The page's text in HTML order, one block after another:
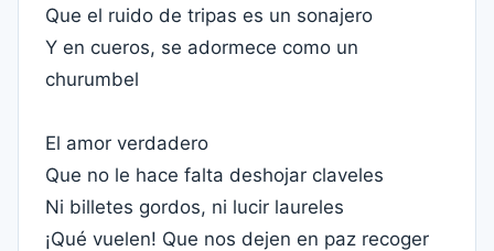
Que el ruido de tripas es un sonajero
Y en cueros, se adormece como un
churumbel
El amor verdadero
Que no le hace falta deshojar claveles
Ni billetes gordos, ni lucir laureles
¡Qué vuelen! Que nos dejen en paz recoger